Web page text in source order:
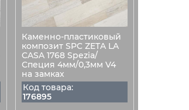
Каменно-пластиковый
композит SPC ZETA LA
CASA 1768 Spezia/
Специя 4мм/0,3мм V4
на замках
Код товара:
176895